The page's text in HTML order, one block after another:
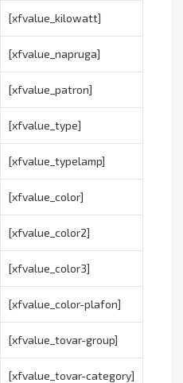
[xfvalue_kilowatt]
[xfvalue_napruga]
[xfvalue_patron]
[xfvalue_type]
[xfvalue_typelamp]
[xfvalue_color]
[xfvalue_color2]
[xfvalue_color3]
[xfvalue_color-plafon]
[xfvalue_tovar-group]
[xfvalue_tovar-category]